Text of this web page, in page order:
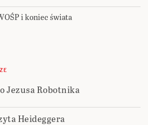
i koniec świata
Jezusa Robotnika
Heideggera